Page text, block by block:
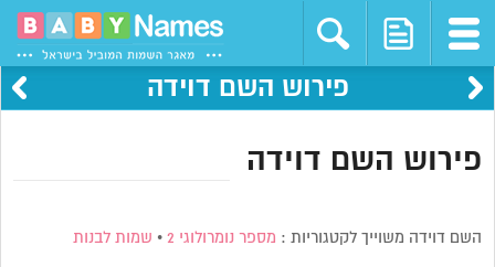
פירוש השם דוידה
פירוש השם דוידה
השם דוידה משוייך לקטגוריות : מספר נומרולוגי 2 • שמות לבנות